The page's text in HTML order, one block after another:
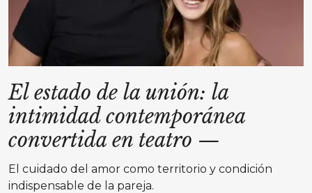
El estado de la unión: la
intimidad contemporánea
convertida en teatro —
El cuidado del amor como territorio y condición
indispensable de la pareja.